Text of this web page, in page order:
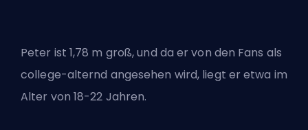
Peter ist 1,78 m groß, und da er von den Fans als
college-alternd angesehen wird, liegt er etwa im
Alter von 18-22 Jahren.